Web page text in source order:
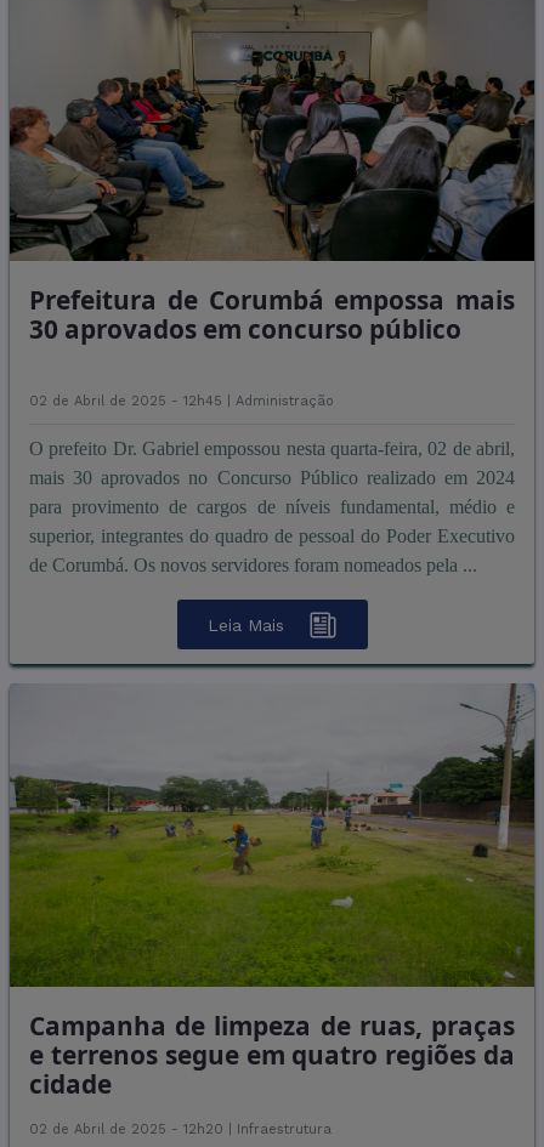
Prefeitura de Corumbá empossa mais
30 aprovados em concurso público
02 de Abril de 2025 - 12h45 | Administração
O prefeito Dr. Gabriel empossou nesta quarta-feira, 02 de abril,
mais 30 aprovados no Concurso Público realizado em 2024
para provimento de cargos de níveis fundamental, médio e
superior, integrantes do quadro de pessoal do Poder Executivo
de Corumbá. Os novos servidores foram nomeados pela ...
Leia Mais
Campanha de limpeza de ruas, praças
e terrenos segue em quatro regiões da
cidade
02 de Abril de 2025 - 12h20 | Infraestrutura